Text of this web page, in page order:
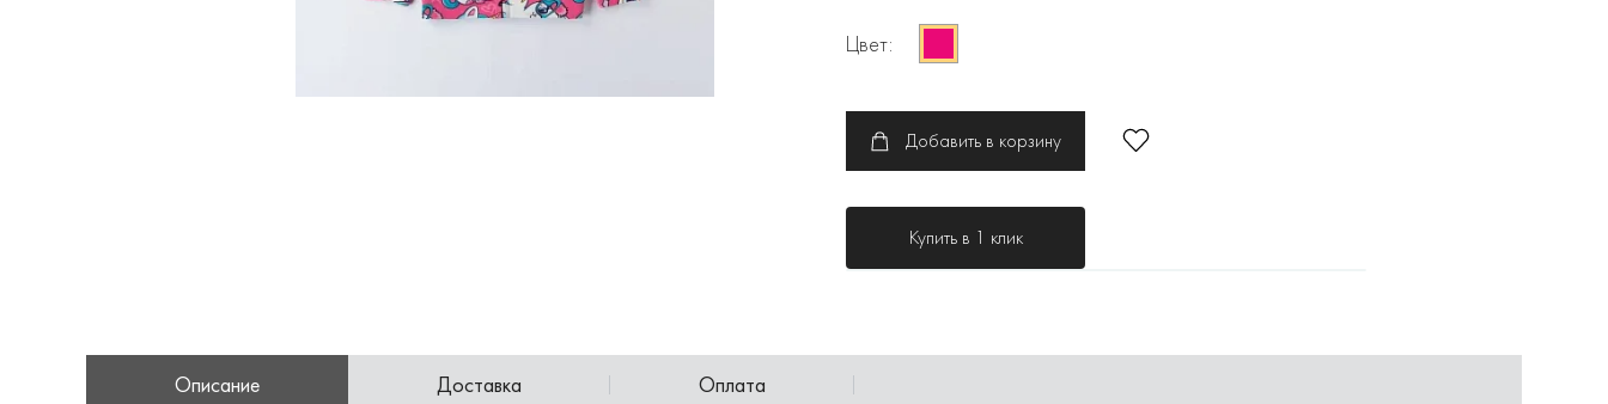
Цвет:
Добавить в корзину
Купить в 1 клик
Описание Доставка Оплата